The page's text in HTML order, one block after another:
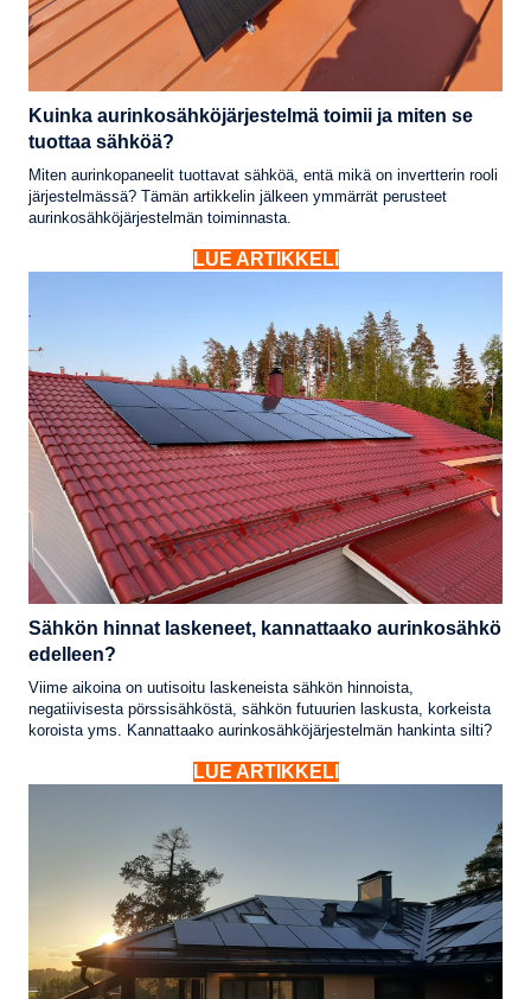
Kuinka aurinkosähköjärjestelmä toimii ja miten se
tuottaa sähköä?
Miten aurinkopaneelit tuottavat sähköä, entä mikä on invertterin rooli
järjestelmässä? Tämän artikkelin jälkeen ymmärrät perusteet
aurinkosähköjärjestelmän toiminnasta.
LUE ARTIKKELI
Sähkön hinnat laskeneet, kannattaako aurinkosähkö
edelleen?
Viime aikoina on uutisoitu laskeneista sähkön hinnoista,
negatiivisesta pörssisähköstä, sähkön futuurien laskusta, korkeista
koroista yms. Kannattaako aurinkosähköjärjestelmän hankinta silti?
LUE ARTIKKELI